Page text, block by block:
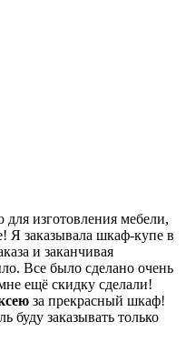
изготовления мебели,
Я заказывала шкаф-купе в
и заканчивая
Все было сделано очень
ещё скидку сделали!
за прекрасный шкаф!
буду заказывать только